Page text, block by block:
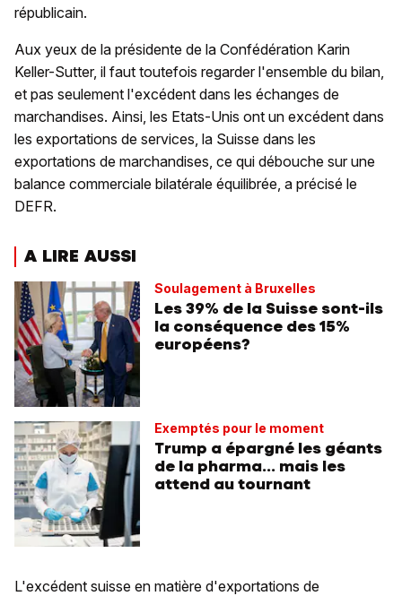
républicain.
Aux yeux de la présidente de la Confédération Karin
Keller-Sutter, il faut toutefois regarder l'ensemble du bilan,
et pas seulement l'excédent dans les échanges de
marchandises. Ainsi, les Etats-Unis ont un excédent dans
les exportations de services, la Suisse dans les
exportations de marchandises, ce qui débouche sur une
balance commerciale bilatérale équilibrée, a précisé le
DEFR.
A LIRE AUSSI
Soulagement à Bruxelles
Les 39% de la Suisse sont-ils
la conséquence des 15%
européens?
Exemptés pour le moment
Trump a épargné les géants
de la pharma... mais les
attend au tournant
L'excédent suisse en matière d'exportations de